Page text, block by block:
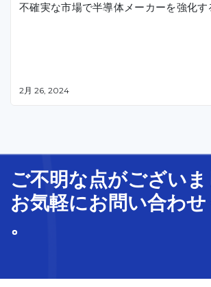
不確実な市場で半導体メーカーを強化
2月 26, 2024
ご不明な点がございま
お気軽にお問い合わせ
。